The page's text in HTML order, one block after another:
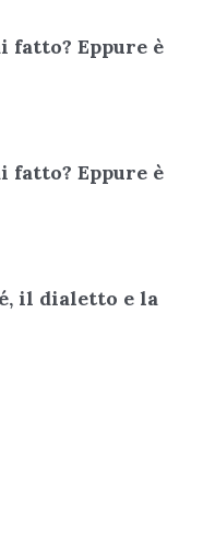
fatto? Eppure è
fatto? Eppure è
il dialetto e la